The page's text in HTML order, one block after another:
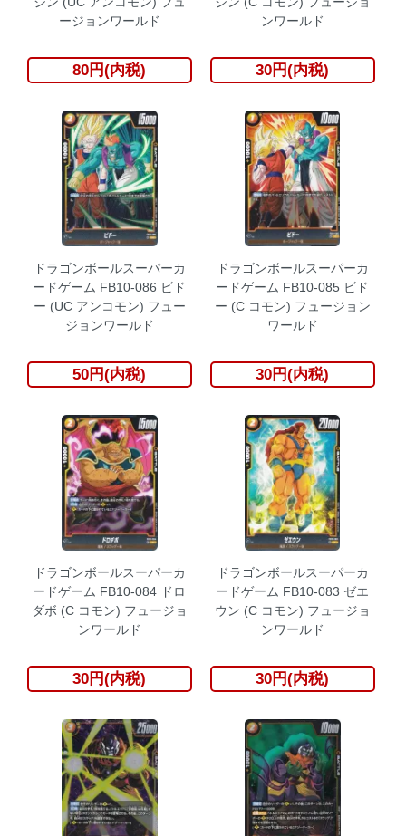
ージョンワールド
80円(内税)
ンワールド
30円(内税)
ドラゴンボールスーパーカ
ードゲーム FB10-086 ビド
ー (UC アンコモン) フュー
ジョンワールド
50円(内税)
ドラゴンボールスーパーカ
ードゲーム FB10-085 ビド
ー (C コモン) フュージョン
ワールド
30円(内税)
ドラゴンボールスーパーカ
ードゲーム FB10-084 ドロ
ダボ (C コモン) フュージョ
ンワールド
30円(内税)
ドラゴンボールスーパーカ
ードゲーム FB10-083 ゼエ
ウン (C コモン) フュージョ
ンワールド
30円(内税)